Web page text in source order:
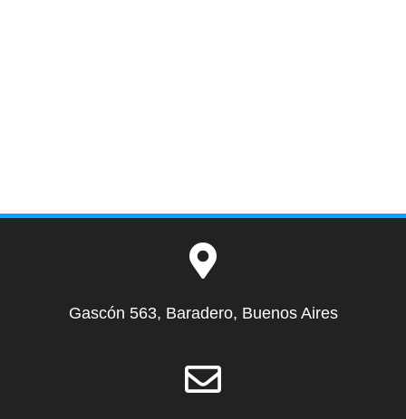
Gascón 563, Baradero, Buenos Aires